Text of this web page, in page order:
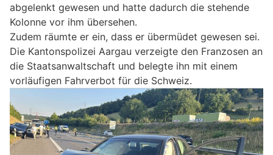
abgelenkt gewesen und hatte dadurch die stehende
Kolonne vor ihm übersehen.
Zudem räumte er ein, dass er übermüdet gewesen sei.
Die Kantonspolizei Aargau verzeigte den Franzosen an
die Staatsanwaltschaft und belegte ihn mit einem
vorläufigen Fahrverbot für die Schweiz.